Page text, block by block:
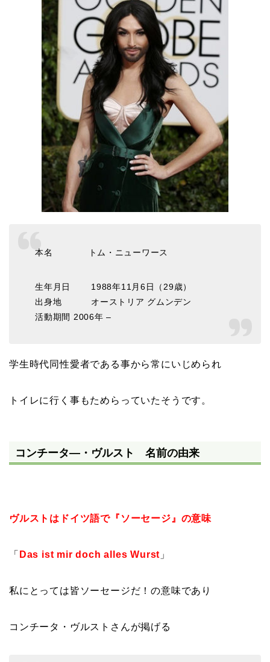
本名 トム・ニューワース
生年月日 1988年11月6日（29歳）
出身地 オーストリア グムンデン
活動期間 2006年 –
学生時代同性愛者である事から常にいじめられ
トイレに行く事もためらっていたそうです。
コンチータ―・ヴルスト 名前の由来
ヴルストはドイツ語で『ソーセージ』の意味
「 Das ist mir doch alles Wurst 」
私にとっては皆ソーセージだ！の意味であり
コンチータ・ヴルストさんが掲げる